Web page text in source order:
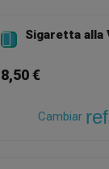
 Sigaretta alla
8,50 €
Cambiar